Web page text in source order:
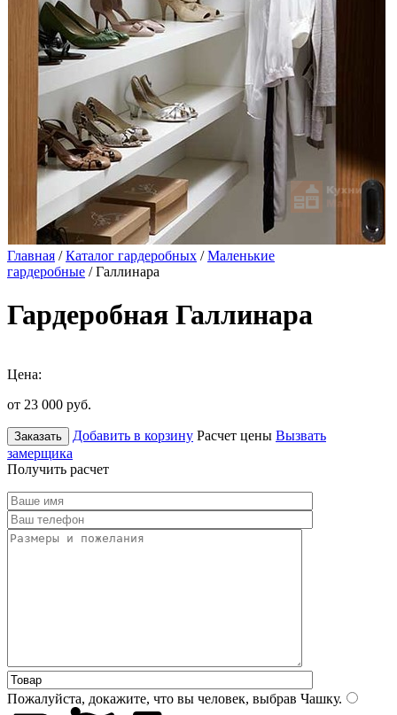
Главная /Каталог гардеробных /Маленькие
гардеробные / Галлинара
Гардеробная Галлинара
Цена:
от 23 000 руб.
Заказать Добавить в корзину Расчет цены Вызвать
замерщика
Получить расчет
Пожалуйста, докажите, что вы человек, выбрав Чашку.